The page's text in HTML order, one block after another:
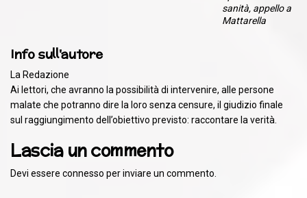
sanità, appello a
Mattarella
Info sull'autore
La Redazione
Ai lettori, che avranno la possibilità di intervenire, alle persone
malate che potranno dire la loro senza censure, il giudizio finale
sul raggiungimento dell’obiettivo previsto: raccontare la verità.
Lascia un commento
Devi essere connesso per inviare un commento.